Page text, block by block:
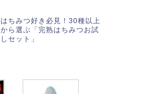
はちみつ好き必見！30種以上
から選ぶ「完熟はちみつお試
しセット」